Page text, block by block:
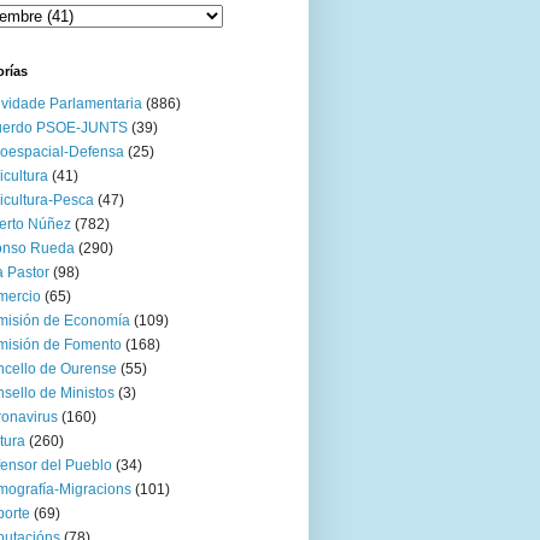
Parlamentaria (886)
PSOE-JUNTS (39)
Defensa (25)
(41)
Pesca (47)
Núñez (782)
Rueda (290)
Pastor (98)
(65)
de Economía (109)
de Fomento (168)
de Ourense (55)
de Ministos (3)
(160)
(260)
del Pueblo (34)
Migracions (101)
(69)